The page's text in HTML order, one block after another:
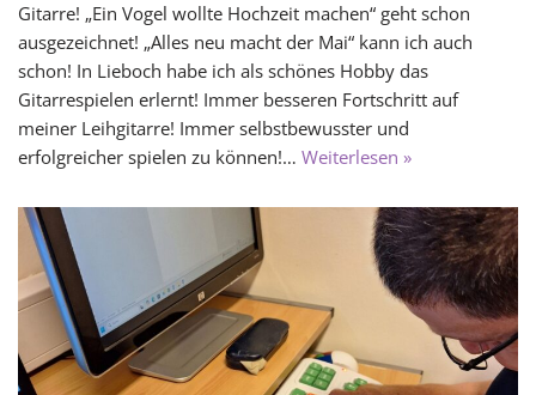
Gitarre! „Ein Vogel wollte Hochzeit machen“ geht schon
ausgezeichnet! „Alles neu macht der Mai“ kann ich auch
schon! In Lieboch habe ich als schönes Hobby das
Gitarrespielen erlernt! Immer besseren Fortschritt auf
meiner Leihgitarre! Immer selbstbewusster und
erfolgreicher spielen zu können!… Weiterlesen »